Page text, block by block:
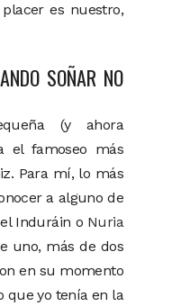
es nuestro,
SOÑAR NO
(y ahora
el famoseo más
Para mí, lo más
a alguno de
Induráin o Nuria
uno, más de dos
en su momento
que yo tenía en la